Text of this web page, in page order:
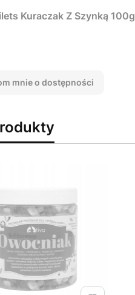
Kuraczak Z Szynką 100g
mnie o dostępności